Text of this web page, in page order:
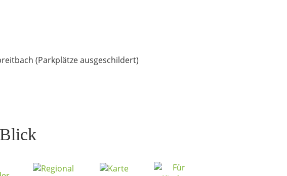
(Parkplätze ausgeschildert)